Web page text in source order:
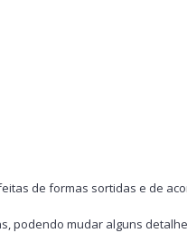
de formas sortidas e de
podendo mudar alguns